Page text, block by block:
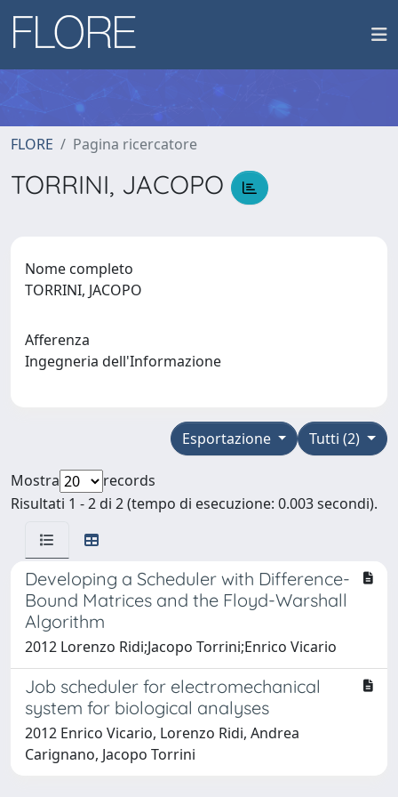
FLORE Pagina ricercatore
TORRINI, JACOPO
Nome completo
TORRINI, JACOPO
Afferenza
Ingegneria dell'Informazione
Tutti (2)
Esportazione
Mostra
records
Risultati 1 - 2 di 2 (tempo di esecuzione: 0.003 secondi).
Developing a Scheduler with Difference-
Bound Matrices and the Floyd-Warshall
Algorithm
2012 Lorenzo Ridi;Jacopo Torrini;Enrico Vicario
Job scheduler for electromechanical
system for biological analyses
2012 Enrico Vicario, Lorenzo Ridi, Andrea
Carignano, Jacopo Torrini